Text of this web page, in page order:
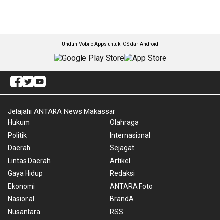
Unduh Mobile Apps untuk iOS dan Android
Jelajahi ANTARA News Makassar
Hukum
Politik
Daerah
Lintas Daerah
Gaya Hidup
Ekonomi
Nasional
Nusantara
Olahraga
Internasional
Sejagat
Artikel
Redaksi
ANTARA Foto
BrandA
RSS